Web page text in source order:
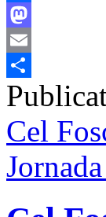
Facebook
Mastodon
Email
Comparteix
Cel